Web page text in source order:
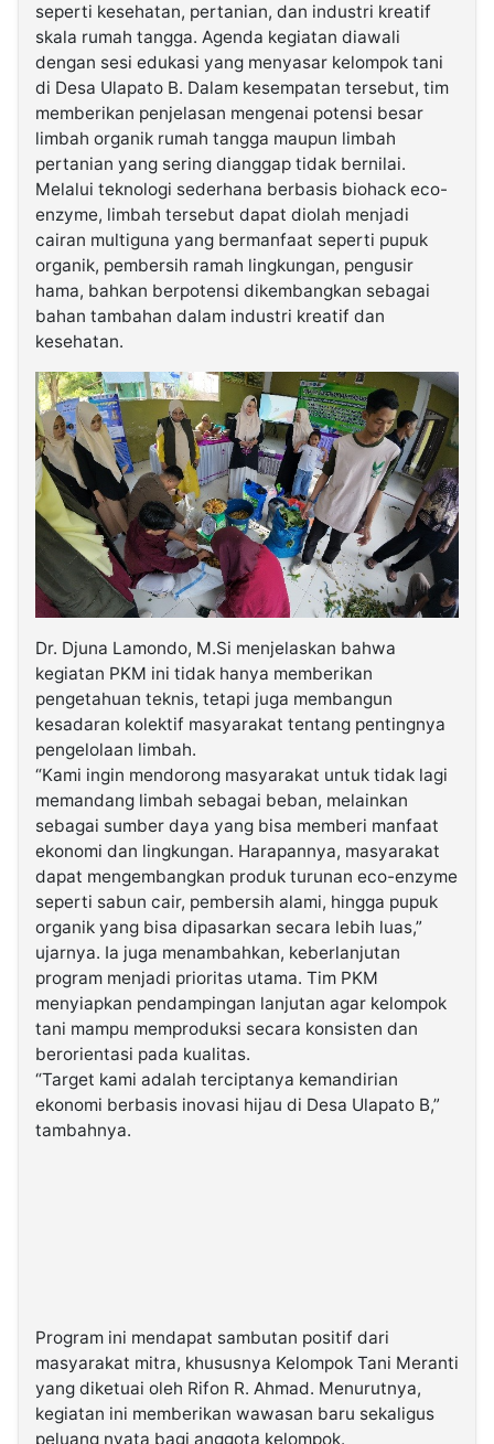
seperti kesehatan, pertanian, dan industri kreatif
skala rumah tangga. Agenda kegiatan diawali
dengan sesi edukasi yang menyasar kelompok tani
di Desa Ulapato B. Dalam kesempatan tersebut, tim
memberikan penjelasan mengenai potensi besar
limbah organik rumah tangga maupun limbah
pertanian yang sering dianggap tidak bernilai.
Melalui teknologi sederhana berbasis biohack eco-
enzyme, limbah tersebut dapat diolah menjadi
cairan multiguna yang bermanfaat seperti pupuk
organik, pembersih ramah lingkungan, pengusir
hama, bahkan berpotensi dikembangkan sebagai
bahan tambahan dalam industri kreatif dan
kesehatan.
Dr. Djuna Lamondo, M.Si menjelaskan bahwa
kegiatan PKM ini tidak hanya memberikan
pengetahuan teknis, tetapi juga membangun
kesadaran kolektif masyarakat tentang pentingnya
pengelolaan limbah.
“Kami ingin mendorong masyarakat untuk tidak lagi
memandang limbah sebagai beban, melainkan
sebagai sumber daya yang bisa memberi manfaat
ekonomi dan lingkungan. Harapannya, masyarakat
dapat mengembangkan produk turunan eco-enzyme
seperti sabun cair, pembersih alami, hingga pupuk
organik yang bisa dipasarkan secara lebih luas,”
ujarnya. Ia juga menambahkan, keberlanjutan
program menjadi prioritas utama. Tim PKM
menyiapkan pendampingan lanjutan agar kelompok
tani mampu memproduksi secara konsisten dan
berorientasi pada kualitas.
“Target kami adalah terciptanya kemandirian
ekonomi berbasis inovasi hijau di Desa Ulapato B,”
tambahnya.
Program ini mendapat sambutan positif dari
masyarakat mitra, khususnya Kelompok Tani Meranti
yang diketuai oleh Rifon R. Ahmad. Menurutnya,
kegiatan ini memberikan wawasan baru sekaligus
peluang nyata bagi anggota kelompok.